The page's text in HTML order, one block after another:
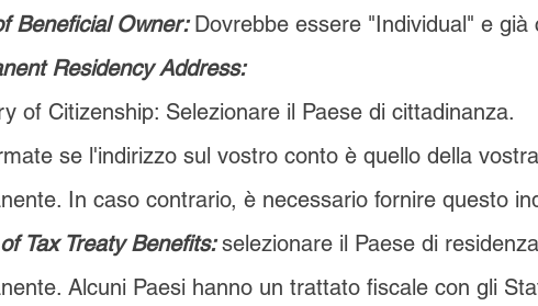
Beneficial Owner:Dovrebbe essere "Individual" e già
Residency Address:
of Citizenship: Selezionare il Paese di cittadinanza.
se l'indirizzo sul vostro conto è quello della
In caso contrario, è necessario fornire questo
Tax Treaty Benefits:selezionare il Paese di residenza
Alcuni Paesi hanno un trattato fiscale con gli